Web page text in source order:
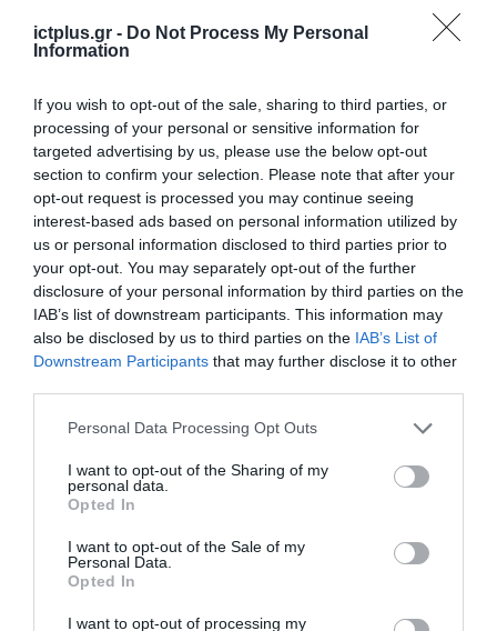
ictplus.gr - Do Not Process My Personal
Information
If you wish to opt-out of the sale, sharing to third parties, or
processing of your personal or sensitive information for
targeted advertising by us, please use the below opt-out
section to confirm your selection. Please note that after your
opt-out request is processed you may continue seeing
interest-based ads based on personal information utilized by
us or personal information disclosed to third parties prior to
your opt-out. You may separately opt-out of the further
disclosure of your personal information by third parties on the
IAB’s list of downstream participants. This information may
also be disclosed by us to third parties on the IAB’s List of
Downstream Participants that may further disclose it to other
Please note that this website/app uses one or more Google
not limited to your visit or usage behaviour. You may click to
grant or deny consent to Google and its third-party tags to
use your data for below specified purposes in below Google
consent section.
Personal Data Processing Opt Outs
I want to opt-out of the Sharing of my
personal data.
Opted In
I want to opt-out of the Sale of my
Personal Data.
Opted In
I want to opt-out of processing my
Το χρηματοδοτούμενο
από την ΕΕ έργο “The
Gaming Police”
ενισχύει την ασφάλεια
των παιδιών στο
διαδίκτυο
31.07.2026
ΑΑΔΕ: Διευκρινίσεις
για τα πρόστιμα σε
παραβάσεις που
αφορούν τους ΦΗΜ
31.07.2026
Σ. Καλαφάτης: «Η
Τεχνητή Νοημοσύνη
δεν είναι απλώς μια
νέα τεχνολογία, είναι
μια νέα βιομηχανική
επανάσταση»
Νέος οδηγός του ΕΚΤ
των ελληνικών
επιχειρήσεων στον
χώρο της άμυνας
31.07.2026